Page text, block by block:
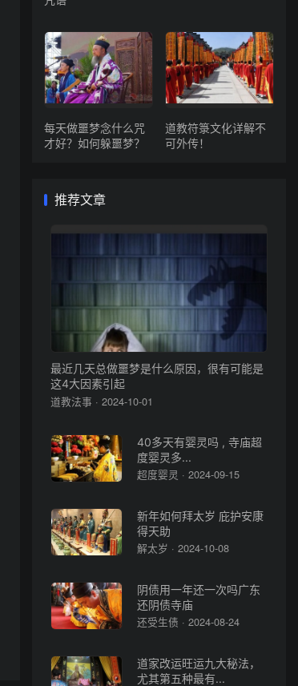
每天做噩梦念什么咒
才好？如何躲噩梦？
道教符箓文化详解不
可外传！
推荐文章
最近几天总做噩梦是什么原因，很有可能是
这4大因素引起
道教法事 · 2024-10-01
40多天有婴灵吗 , 寺庙超
度婴灵多...
超度婴灵 · 2024-09-15
新年如何拜太岁 庇护安康
得天助
解太岁 · 2024-10-08
阴债用一年还一次吗广东
还阴债寺庙
还受生债 · 2024-08-24
道家改运旺运九大秘法，
尤其第五种最有...